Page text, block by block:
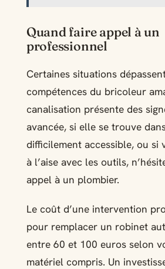
Quand faire appel à un
professionnel
Certaines situations
compétences du bricoleur
canalisation présente des
avancée, si elle se trouve
difficilement accessible, ou si
à l’aise avec les outils,
appel à un plombier.
Le coût d’une intervention
pour remplacer un robinet
entre 60 et 100 euros selon
matériel compris. Un